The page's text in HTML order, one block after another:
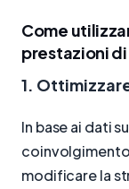
Come
prestazioni
1.
In base ai dati
modificare la